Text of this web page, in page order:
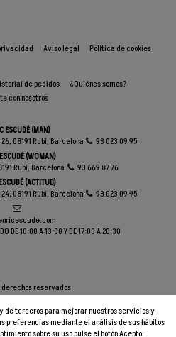
Aviso legal Política de cookies
de pedidos
¿Quiénes somos?
con nosotros
ESCUDÉ (MAN)
08191 Rubí, Barcelona
93 023 09 95
(WOMAN)
Rubí, Barcelona
93 669 87 76
(ACTITUD)
08191 Rubí, Barcelona
93 023 09 95
DE 10:00 A 13:30 Y DE 17:00 A 20:30
de terceros para mejorar nuestros servicios y
preferencias mediante el análisis de sus hábitos
sobre su uso pulse el botón Acepto.
derechos reservados